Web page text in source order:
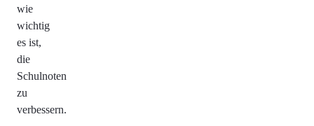
wie
wichtig
es ist,
die
Schulnoten
zu
verbessern.